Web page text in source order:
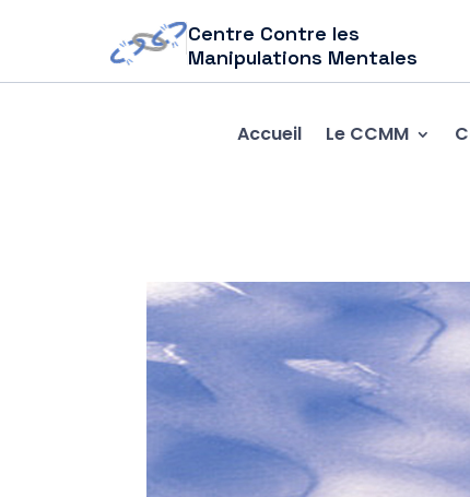
Centre Contre les
Manipulations Mentales
Accueil Le CCMM